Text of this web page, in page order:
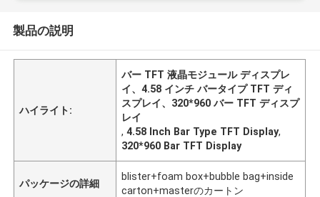
製品の説明
ハイライト:
バー TFT 液晶モジュール ディスプレ
イ、4.58 インチ バータイプ TFT ディ
スプレイ、320*960 バー TFT ディスプ
レイ
,4.58 Inch Bar Type TFT Display,
320*960 Bar TFT Display
パッケージの詳細
blister+foam box+bubble bag+inside
carton+masterのカートン